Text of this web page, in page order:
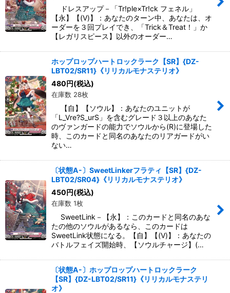
ドレスアップ－「Tr!ple×Tr!ck フェネル」
【永】【(V)】：あなたのターン中、あなたは、オ
ーダーを３回プレイでき、「Trick＆Treat！」か
【レガリスピース】以外のオーダー…
ホップロップハートロックラーク【SR】{DZ-
LBT02/SR11}《リリカルモナステリオ》
480円(税込)
在庫数 28枚
【自】【ソウル】：あなたのユニットが
「L_Vre?S_urS」を含むグレード３以上のあなた
のヴァンガードの能力でソウルから(R)に登場した
時、このカードと同名のあなたのリアガードがい
ない…
〔状態A-〕SweetLinkerフラティ【SR】{DZ-
LBT02/SR04}《リリカルモナステリオ》
450円(税込)
在庫数 1枚
SweetLink－【永】：このカードと同名のあな
たの他のソウルがあるなら、このカードは
SweetLink状態になる。【自】【(V)】：あなたの
バトルフェイズ開始時、【ソウルチャージ】(…
〔状態A-〕ホップロップハートロックラーク
【SR】{DZ-LBT02/SR11}《リリカルモナステリ
オ》